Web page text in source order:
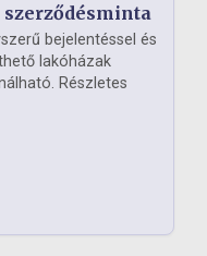
bejelentéssel és
lakóházak
Részletes